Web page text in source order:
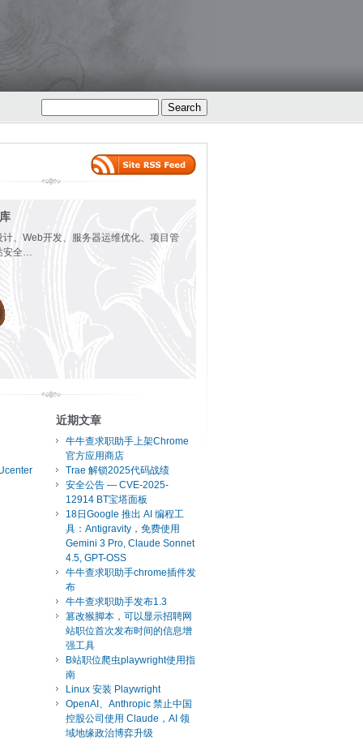
、Web开发、服务器运维优化、项目管
安全…
近期文章
牛牛查求职助手上架Chrome
官方应用商店
Trae 解锁2025代码战绩
安全公告 — CVE-2025-
12914 BT宝塔面板
18日Google 推出 AI 编程工
具：Antigravity，免费使用
Gemini 3 Pro, Claude Sonnet
4.5, GPT-OSS
牛牛查求职助手chrome插件发
布
牛牛查求职助手发布1.3
篡改猴脚本，可以显示招聘网
站职位首次发布时间的信息增
强工具
B站职位爬虫playwright使用指
南
Linux 安装 Playwright
OpenAI、Anthropic 禁止中国
控股公司使用 Claude，AI 领
域地缘政治博弈升级